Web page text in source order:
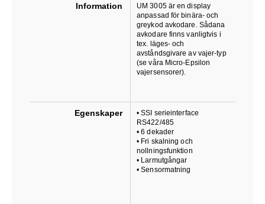
Information
Egenskaper
UM 3005 är en display
anpassad för binära- och
greykod avkodare. Sådana
avkodare finns vanligtvis i
tex. läges- och
avståndsgivare av vajer-typ
(se våra Micro-Epsilon
vajersensorer).
• SSI serieinterface
RS422/485
• 6 dekader
• Fri skalning och
nollningsfunktion
• Larmutgångar
• Sensormatning